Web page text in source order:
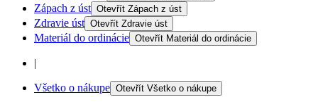
Zápach z úst Otevřít Zápach z úst
Zdravie úst Otevřít Zdravie úst
Materiál do ordinácie Otevřít Materiál do ordinácie
|
Všetko o nákupe Otevřít Všetko o nákupe